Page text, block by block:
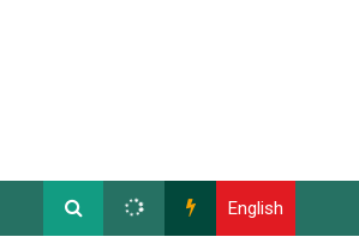
English